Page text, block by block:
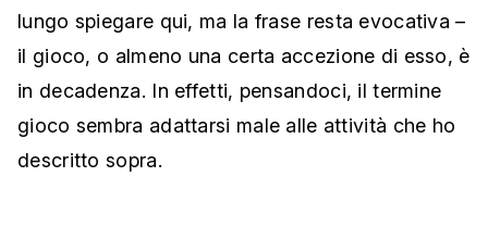
lungo spiegare qui, ma la frase resta evocativa –
il gioco, o almeno una certa accezione di esso, è
in decadenza. In effetti, pensandoci, il termine
gioco sembra adattarsi male alle attività che ho
descritto sopra.